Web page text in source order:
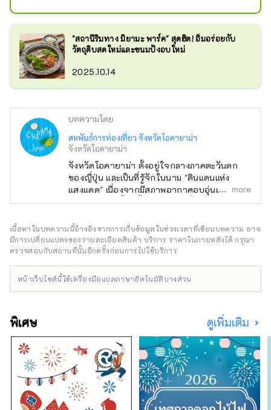
ยังมีร้านขายผลิตภัณฑ์ทางการเกษตร
รวมถึงร้านเบเกอรี่และร้านอาหาร
นอกจากนี้ รถขายอาหารจะตั้งอยู่ด้าน
นอกในวันเสาร์ วันอาทิตย์ และวันหยุด
ดอกไม้และต้นไม้กว่า 100 ชนิด ``โซน
เล่น และ ``สวนอังกฤษ'' ดังนั้นจึงมี มี
หลายสิ่งให้ดู
"สถานีริมทาง มิยามะ พาร์ค" สุดฮิต! อิ่มอร่อยกับ
วัตถุดิบสดใหม่และขนมปังอบใหม่
2025.10.14
บทความโดย
สหพันธ์การท่องเที่ยว จังหวัดโอคายาม่า
จังหวัดโอคายาม่า
จังหวัดโอคายาม่า ตั้งอยู่ใจกลางภาคตะวันตก
ของญี่ปุ่น และเป็นที่รู้จักในนาม "ดินแดนแห่ง
แสงแดด" เนื่องจากมีสภาพอากาศอบอุ่นและมีฝน
ตกน้อยตลอดทั้งปี ตั้งอยู่ในทำเลที่สะดวกสบาย
ซาก้า และ ฮิโรชิมา! นอกจากนี้ยังเป็นประตูสู่
ชิโกกุผ่าน เซโตะ อีกด้วย โอคายามะยังเป็นที่รู้จัก
ในชื่อ "โอคายาม่า ผลไม้" และผลไม้ที่ได้รับ
คุณภาพสูงสุดในแง่ของความหวาน กลิ่น และ
โลกมากมาย เช่น Okayama Castle [ปราสาท]
Okayama Korakuen Garden [สวน] หนึ่งในสาม
สวนที่โด่งดังที่สุดของญี่ปุ่น และ Kurashiki Bikan
Historical Quarter [ย่าน] ซึ่งมีประวัติศาสตร์
วัฒนธรรม และศิลปะอันอุดมสมบูรณ์!
more
เนื้อหาในบทความนี้อ้างอิงจากการเก็บข้อมูลในช่วงเวลาที่เขียนบทความ อาจ
มีการเปลี่ยนแปลงของรายละเอียดสินค้า บริการ ราคาในภายหลังได้ กรุณา
ตรวจสอบกับสถานที่นั้นอีกครั้งก่อนการไปใช้บริการ
หน้าเว็บไซต์นี้ใช้เครื่องมือแปลภาษาอัตโนมัติบางส่วน
พิเศษ ดูเพิ่มเติม